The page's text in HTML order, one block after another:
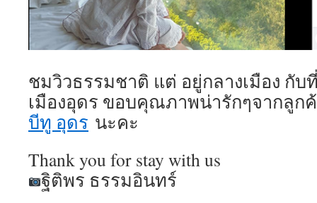
ชมวิวธรรมชาติ แต่ อยู่กลางเมือง กั
เมืองอุดร ขอบคุณภาพน่ารักๆจากลู
บีทู อุดร นะคะ
Thank you for stay with us
ฐิติพร ธรรมอินทร์